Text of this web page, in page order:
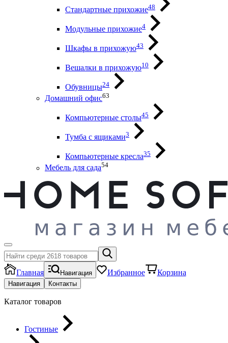
Стандартные прихожие48
Модульные прихожие4
Шкафы в прихожую43
Вешалки в прихожую10
Обувницы24
Домашний офис63
Компьютерные столы45
Тумба с ящиками3
Компьютерные кресла35
Мебель для сада54
Главная Навигация Избранное Корзина
Навигация Контакты
Каталог товаров
Гостиные